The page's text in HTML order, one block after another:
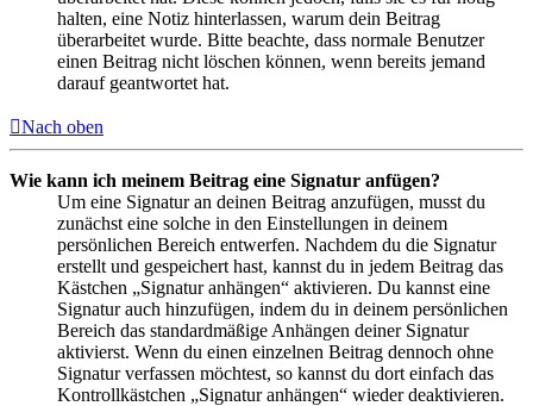
halten, eine Notiz hinterlassen, warum dein Beitrag
überarbeitet wurde. Bitte beachte, dass normale Benutzer
einen Beitrag nicht löschen können, wenn bereits jemand
darauf geantwortet hat.
Nach oben
Wie kann ich meinem Beitrag eine Signatur anfügen?
Um eine Signatur an deinen Beitrag anzufügen, musst du
zunächst eine solche in den Einstellungen in deinem
persönlichen Bereich entwerfen. Nachdem du die Signatur
erstellt und gespeichert hast, kannst du in jedem Beitrag das
Kästchen „Signatur anhängen“ aktivieren. Du kannst eine
Signatur auch hinzufügen, indem du in deinem persönlichen
Bereich das standardmäßige Anhängen deiner Signatur
aktivierst. Wenn du einen einzelnen Beitrag dennoch ohne
Signatur verfassen möchtest, so kannst du dort einfach das
Kontrollkästchen „Signatur anhängen“ wieder deaktivieren.